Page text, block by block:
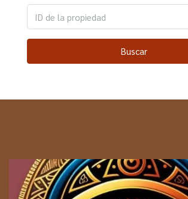
Buscar